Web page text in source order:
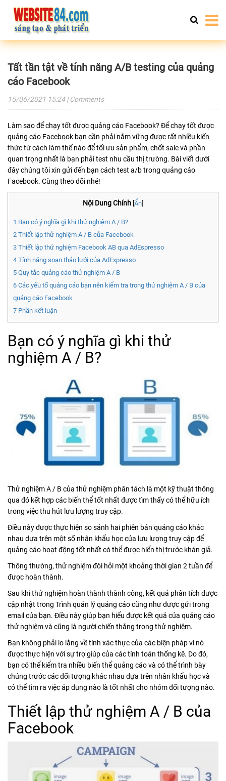
Tất tần tật về tính năng A/B testing của quảng
cáo Facebook
15/06/2021 15:24| Comments
Làm sao để chạy tốt được quảng cáo Facebook? Để chạy tốt được
quảng cáo Facebook bạn cần phải nắm vững được rất nhiều kiến
thức từ cách làm thế nào để tối ưu sản phẩm, chốt sale và phần
quan trọng nhất là bạn phải test nhu cầu thị trường. Bài viết dưới
đây chúng tôi xin gửi đến bạn cách test a/b trong quảng cáo
Facebook. Cùng theo dõi nhé!
Nội Dung Chính Ẩn
1 Bạn có ý nghĩa gì khi thử nghiệm A / B?
2 Thiết lập thử nghiệm A / B của Facebook
3 Thiết lập thử nghiệm Facebook AB qua AdEspresso
4 Tính năng soạn thảo lưới của AdExpresso
5 Quy tắc quảng cáo thử nghiệm A / B
6 Các yếu tố quảng cáo bạn nên kiểm tra trong thử nghiệm A / B của
quảng cáo Facebook
7 Phần kết luận
Bạn có ý nghĩa gì khi thử
nghiệm A / B?
Thử nghiệm A / B của thử nghiệm phân tách là một kỹ thuật thông
qua đó kết hợp các biến thể tốt nhất được tìm thấy có thể hữu ích
trong việc thu hút lưu lượng truy cập.
Điều này được thực hiện so sánh hai phiên bản quảng cáo khác
nhau dựa trên một số nhân khẩu học của lưu lượng truy cập để
quảng cáo hoạt động tốt nhất có thể được hiển thị trước khán giả.
Thông thường, thử nghiệm đòi hỏi một khoảng thời gian 2 tuần để
được hoàn thành.
Sau khi thử nghiệm hoàn thành thành công, kết quả phân tích được
cập nhật trong Trình quản lý quảng cáo cũng như được gửi trong
email của bạn. Điều này giúp bạn hiểu được kết quả của quảng cáo
thử nghiệm và cũng là người chiến thắng trong thử nghiệm.
Bạn không phải lo lắng về tính xác thực của các biện pháp vì nó
được thực hiện với sự trợ giúp của các tính toán thống kê. Do đó,
bạn có thể kiểm tra nhiều biến thể quảng cáo và có thể trình bày
chúng trước các đối tượng khác nhau dựa trên nhân khẩu học và
có thể tìm ra việc áp dụng nào là tốt nhất cho nhóm đối tượng nào.
Thiết lập thử nghiệm A / B của
Facebook